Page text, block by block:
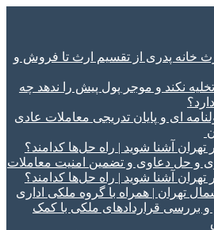
سهم الارث خانه پدری از تقسیم ارث تا فروش و
نکند و موجر پول پیش را ندهد چه
ای و پایان تدریجی معاملات عادی
و حل دعاوی و تضمین امنیت معاملات
تهران | همراه با گروه ملکی اداری
و بررسی قراردادهای ملکی با کمک